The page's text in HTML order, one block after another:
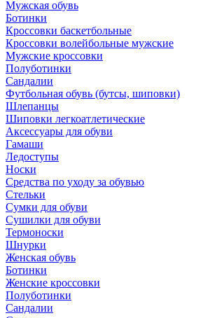
Мужская обувь
Ботинки
Кроссовки баскетбольные
Кроссовки волейбольные мужские
Мужские кроссовки
Полуботинки
Сандалии
Футбольная обувь (бутсы, шиповки)
Шлепанцы
Шиповки легкоатлетические
Аксессуары для обуви
Гамаши
Ледоступы
Носки
Средства по уходу за обувью
Стельки
Сумки для обуви
Сушилки для обуви
Термоноски
Шнурки
Женская обувь
Ботинки
Женские кроссовки
Полуботинки
Сандалии